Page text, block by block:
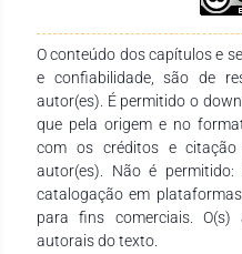
acarretar a pequeno,
instrumentos que podem ser
muitos deles por mais
oportunizaram entender
quando possível, da
possibilidade da criação de
avaliar o vínculo de uma
O conteúdo dos capítulos e
e confiabilidade, são de
autor(es). É permitido o
que pela origem e no
com os créditos e citação
autor(es). Não é permitido:
catalogação em
para fins comerciais.
autorais do texto.